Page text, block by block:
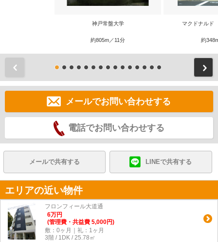
神戸常盤大学
約805m／11分
マクドナルド
約
メールでお問い合わせする
電話でお問い合わせする
メールで共有する LINEで共有する
エリアの近い物件
フロンフィール大道通
6万円
(管理費・共益費 5,000円)
敷：0ヶ月｜礼：1ヶ月
3階 / 1DK / 25.78㎡